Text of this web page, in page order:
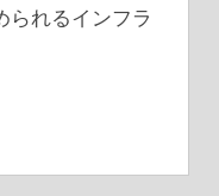
られるインフラ